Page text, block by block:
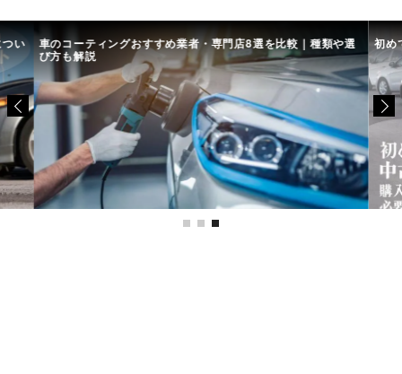
い 車のコーティングおすすめ業者・専門店8選を比較｜種類や選
び方も解説
初め